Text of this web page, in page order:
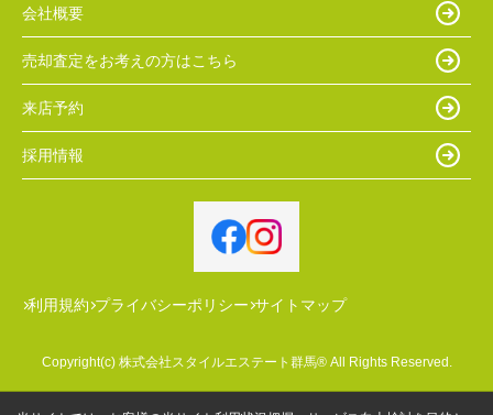
会社概要
売却査定をお考えの方はこちら
来店予約
採用情報
利用規約 プライバシーポリシー サイトマップ
Copyright(c) 株式会社スタイルエステート群馬® All Rights Reserved.